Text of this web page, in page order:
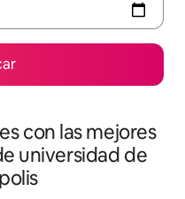
con las mejores
universidad de